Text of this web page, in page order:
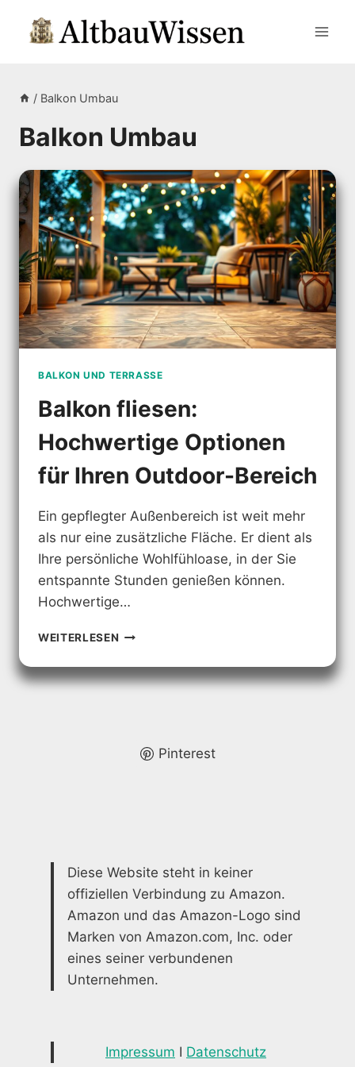
Inhalt
/ Balkon Umbau
Balkon Umbau
BALKON UND TERRASSE
Balkon fliesen:
Hochwertige Optionen
für Ihren Outdoor-Bereich
Ein gepflegter Außenbereich ist weit mehr
als nur eine zusätzliche Fläche. Er dient als
Ihre persönliche Wohlfühloase, in der Sie
entspannte Stunden genießen können.
Hochwertige…
WEITERLESEN BALKON
HOCHWERTIGE
OPTIONEN
BEREICHPinterest
Diese Website steht in keiner
offiziellen Verbindung zu Amazon.
Amazon und das Amazon-Logo sind
Marken von Amazon.com, Inc. oder
eines seiner verbundenen
Unternehmen.
Impressum I Datenschutz